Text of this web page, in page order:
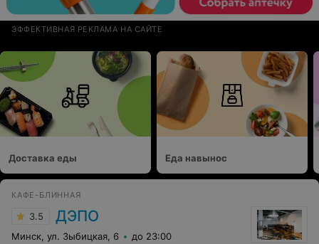
ЭФФЕКТИВНАЯ РЕКЛАМА НА САЙТЕ
Доставка еды Еда навынос
КАФЕ-БЛИННАЯ
3.5 ДЭПО
Минск, ул. Зыбицкая, 6 до 23:00